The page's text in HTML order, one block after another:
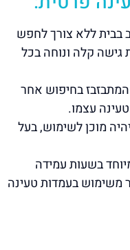
בבית ללא צורך לחפש
גישה קלה ונוחה בכל
בחיפוש אחר
עצמו.
מוכן לשימוש, בעל
בשעות עמידה
משימוש בעמדות טעינה